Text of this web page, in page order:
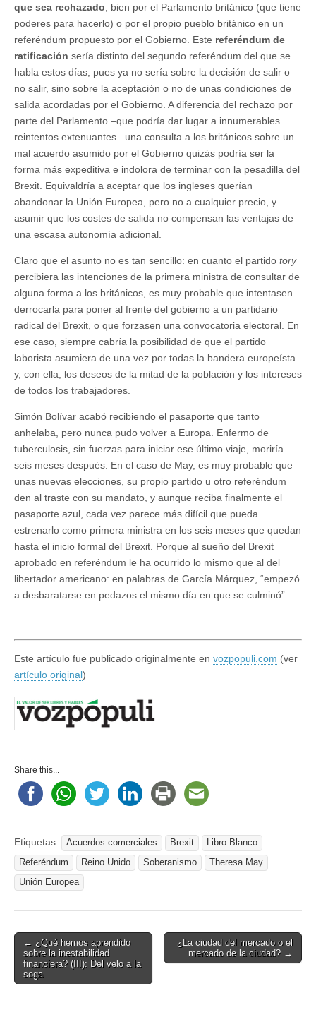
que sea rechazado , bien por el Parlamento británico (que tiene
poderes para hacerlo) o por el propio pueblo británico en un
referéndum propuesto por el Gobierno. Este referéndum de
ratificación sería distinto del segundo referéndum del que se
habla estos días, pues ya no sería sobre la decisión de salir o
no salir, sino sobre la aceptación o no de unas condiciones de
salida acordadas por el Gobierno. A diferencia del rechazo por
parte del Parlamento –que podría dar lugar a innumerables
reintentos extenuantes– una consulta a los británicos sobre un
mal acuerdo asumido por el Gobierno quizás podría ser la
forma más expeditiva e indolora de terminar con la pesadilla del
Brexit. Equivaldría a aceptar que los ingleses querían
abandonar la Unión Europea, pero no a cualquier precio, y
asumir que los costes de salida no compensan las ventajas de
una escasa autonomía adicional.
Claro que el asunto no es tan sencillo: en cuanto el partido tory
percibiera las intenciones de la primera ministra de consultar de
alguna forma a los británicos, es muy probable que intentasen
derrocarla para poner al frente del gobierno a un partidario
radical del Brexit, o que forzasen una convocatoria electoral. En
ese caso, siempre cabría la posibilidad de que el partido
laborista asumiera de una vez por todas la bandera europeísta
y, con ella, los deseos de la mitad de la población y los intereses
de todos los trabajadores.
Simón Bolívar acabó recibiendo el pasaporte que tanto
anhelaba, pero nunca pudo volver a Europa. Enfermo de
tuberculosis, sin fuerzas para iniciar ese último viaje, moriría
seis meses después. En el caso de May, es muy probable que
unas nuevas elecciones, su propio partido u otro referéndum
den al traste con su mandato, y aunque reciba finalmente el
pasaporte azul, cada vez parece más difícil que pueda
estrenarlo como primera ministra en los seis meses que quedan
hasta el inicio formal del Brexit. Porque al sueño del Brexit
aprobado en referéndum le ha ocurrido lo mismo que al del
libertador americano: en palabras de García Márquez, “empezó
a desbaratarse en pedazos el mismo día en que se culminó”.
Este artículo fue publicado originalmente en vozpopuli.com (ver
artículo original)
Share this...
Etiquetas: Acuerdos comerciales Brexit
Libro Blanco
Referéndum
Reino Unido Soberanismo
Theresa May
Unión Europea
Post
navigation
← ¿Qué hemos aprendido
sobre la inestabilidad
financiera? (III): Del velo a la
soga
¿La ciudad del mercado o el
mercado de la ciudad? →